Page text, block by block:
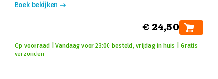
Boek bekijken
€ 24,50
Op voorraad | Vandaag voor 23:00 besteld, vrijdag in huis | Gratis
verzonden